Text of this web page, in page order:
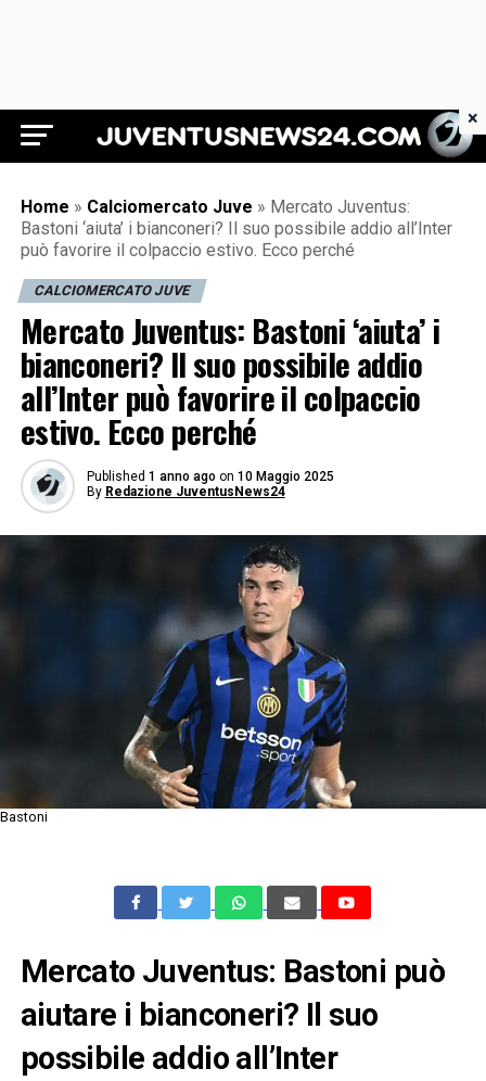
Juventus News 24
Home » Calciomercato Juve » Mercato Juventus:
Bastoni ‘aiuta’ i bianconeri? Il suo possibile addio all’Inter
può favorire il colpaccio estivo. Ecco perché
CALCIOMERCATO JUVE
Mercato Juventus: Bastoni ‘aiuta’ i
bianconeri? Il suo possibile addio
all’Inter può favorire il colpaccio
estivo. Ecco perché
Published 1 anno ago on 10 Maggio 2025
By Redazione JuventusNews24
Bastoni
Mercato Juventus: Bastoni può
aiutare i bianconeri? Il suo
possibile addio all’Inter
×